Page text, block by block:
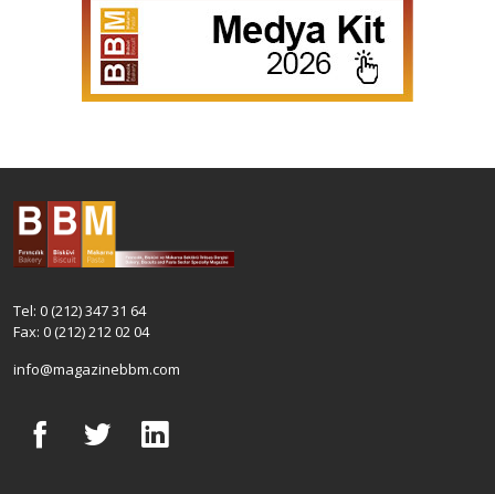
Tel: 0 (212) 347 31 64
Fax: 0 (212) 212 02 04
info@magazinebbm.com